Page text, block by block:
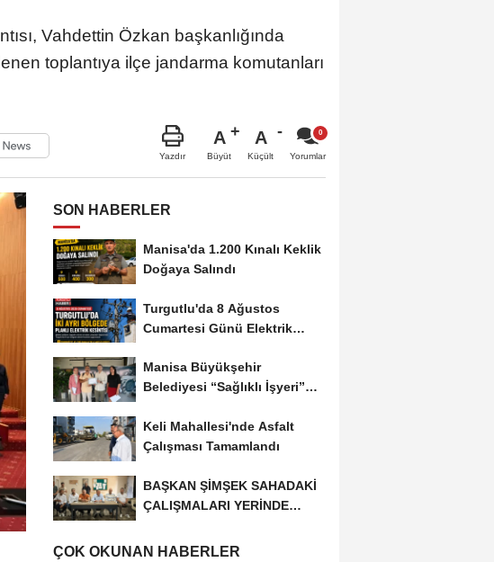
Vahdettin Özkan başkanlığında
toplantıya ilçe jandarma komutanları
Yazdır
A
Büyüt
A
Küçült Yorumlar
SON HABERLER
Manisa'da 1.200 Kınalı Keklik
Doğaya Salındı
Turgutlu'da 8 Ağustos
Cumartesi Günü Elektrik
Manisa Büyükşehir
Belediyesi “Sağlıklı İşyeri”
Keli Mahallesi'nde Asfalt
Çalışması Tamamlandı
BAŞKAN ŞİMŞEK SAHADAKİ
ÇALIŞMALARI YERİNDE
ÇOK OKUNAN HABERLER